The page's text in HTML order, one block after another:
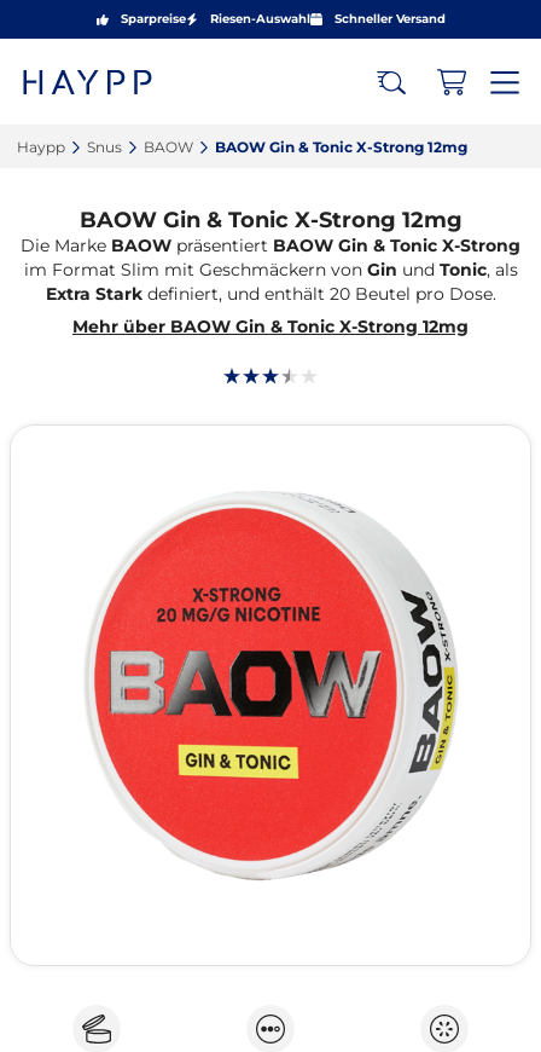
Sparpreise Riesen-Auswahl Schneller Versand
Haypp‎ Snus‎ BAOW‎ BAOW Gin & Tonic X-Strong 12mg‎
BAOW Gin & Tonic X-Strong 12mg
Die Marke BAOW präsentiert BAOW Gin & Tonic X-Strong
im Format Slim mit Geschmäckern von Gin und Tonic, als
Extra Starkdefiniert, und enthält 20 Beutel pro Dose.
Mehr über BAOW Gin & Tonic X-Strong 12mg